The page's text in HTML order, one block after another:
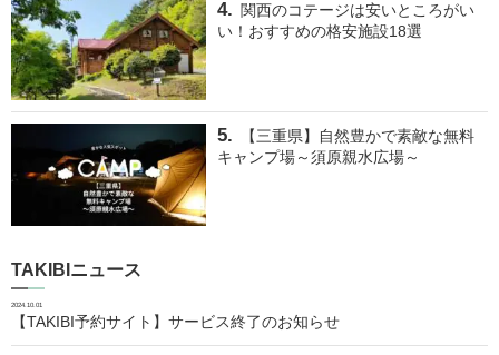
関西のコテージは安いところがい
い！おすすめの格安施設18選
【三重県】自然豊かで素敵な無料
キャンプ場～須原親水広場～
TAKIBIニュース
2024.10.01
【TAKIBI予約サイト】サービス終了のお知らせ